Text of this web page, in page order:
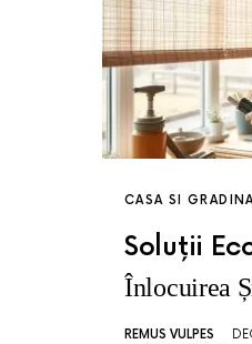
CASA SI
Soluții
Înlocuirea
REMUS VULPES